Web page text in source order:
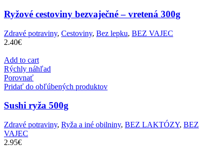
Ryžové cestoviny bezvaječné – vretená 300g
Zdravé potraviny, Cestoviny, Bez lepku, BEZ VAJEC
2.40€
Add to cart
Rýchly náhľad
Porovnať
Pridať do obľúbených produktov
Sushi ryža 500g
Zdravé potraviny, Ryža a iné obilniny, BEZ LAKTÓZY, BEZ
VAJEC
2.95€